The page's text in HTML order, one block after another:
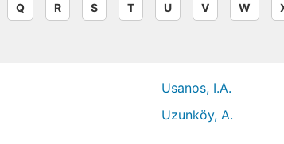
Q R S T U V W
Usanos, I.A.
Uzunköy, A.